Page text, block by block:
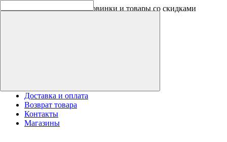
Скидки на новинки до -30%
Доставка и оплата
Возврат товара
Контакты
Магазины